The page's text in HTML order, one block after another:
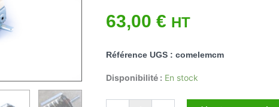
63,00 € HT
Référence UGS : comelemcm
Disponibilité : En stock
quantité
Commutateur